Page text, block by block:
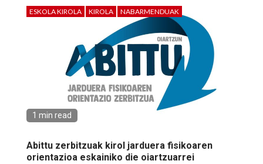
ESKOLA KIROLA KIROLA NABARMENDUAK
1 min read
Abittu zerbitzuak kirol jarduera fisikoaren
orientazioa eskainiko die oiartzuarrei